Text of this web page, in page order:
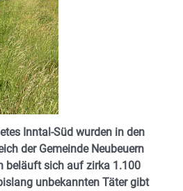
Inntal-Süd wurden in den
der Gemeinde Neubeuern
beläuft sich auf zirka 1.100
unbekannten Täter gibt